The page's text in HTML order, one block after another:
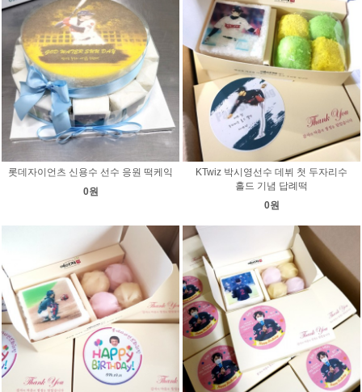
롯데자이언츠 신용수 선수 응원 떡케익
0원
KTwiz 박시영선수 데뷔 첫 두자리수
홀드 기념 답례떡
0원